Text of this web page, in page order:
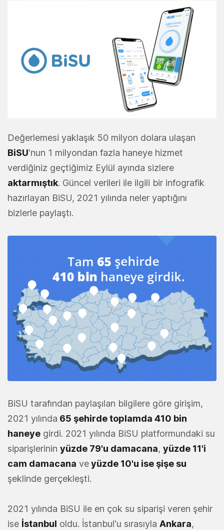
Değerlemesi yaklaşık 50 milyon dolara ulaşan
BiSU'nun 1 milyondan fazla haneye hizmet
verdiğiniz geçtiğimiz Eylül ayında sizlere
aktarmıştık. Güncel verileri ile ilgili bir infografik
hazırlayan BiSU, 2021 yılında neler yaptığını
bizlerle paylaştı.
BiSU tarafından paylaşılan bilgilere göre girişim,
2021 yılında 65 şehirde toplamda 410 bin
haneye girdi. 2021 yılında BiSU platformundaki su
siparişlerinin yüzde 79'u damacana, yüzde 11'i
cam damacana veyüzde 10'u ise şişe su
şeklinde gerçekleşti.
2021 yılında BiSU ile en çok su siparişi veren şehir
ise İstanbul oldu. İstanbul'u sırasıyla Ankara,